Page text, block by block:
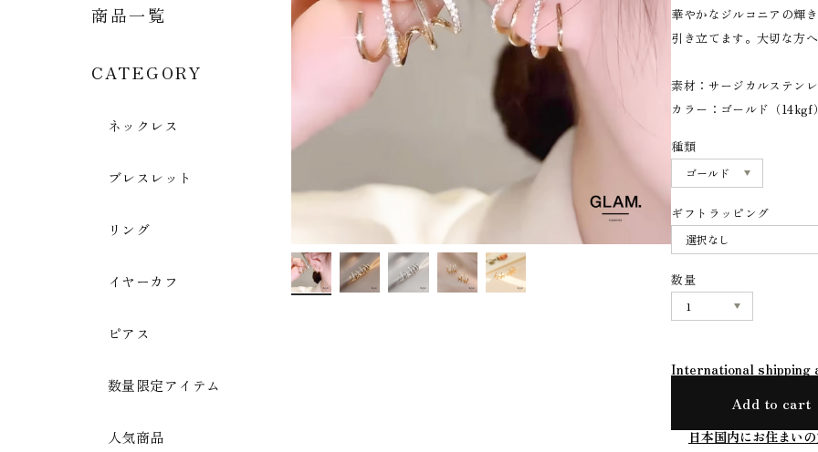
商品一覧
CATEGORY
ネックレス
ブレスレット
リング
イヤーカフ
ピアス
数量限定アイテム
人気商品
華やかなジルコニアの輝
引き立てます。大切な方
素材：サージカルステン
カラー：ゴールド（
種類
ギフトラッピング
数量
International shipping
Add to cart
日本国内にお住まい